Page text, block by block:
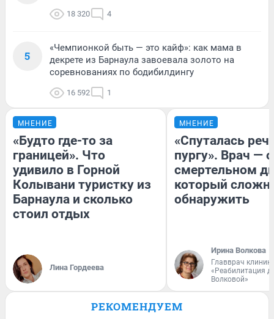
18 320 4
5
«Чемпионкой быть — это кайф»: как мама в
декрете из Барнаула завоевала золото на
соревнованиях по бодибилдингу
16 592 1
МНЕНИЕ
«Будто где-то за
границей». Что
удивило в Горной
Колывани туристку из
Барнаула и сколько
стоил отдых
Лина Гордеева
МНЕНИЕ
«Спуталась
пургу». Врач — о
смертельном
который
обнаружить
Ирина Волкова
Главврач
«Реабилитация
Волковой»
РЕКОМЕНДУЕМ